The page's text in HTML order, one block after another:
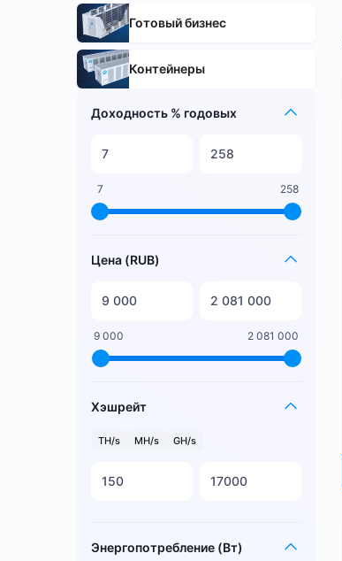
Готовый бизнес
Контейнеры
Доходность % годовых
7 258
Цена (RUB)
9 000 2 081 000
Хэшрейт
TH/s MH/s GH/s
Энергопотребление (Вт)